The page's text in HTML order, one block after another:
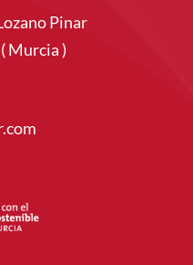
Pinar
Murcia )